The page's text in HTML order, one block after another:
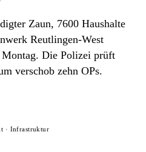
Zaun, 7600 Haushalte
Reutlingen-West
Die Polizei prüft
verschob zehn OPs.
· Infrastruktur